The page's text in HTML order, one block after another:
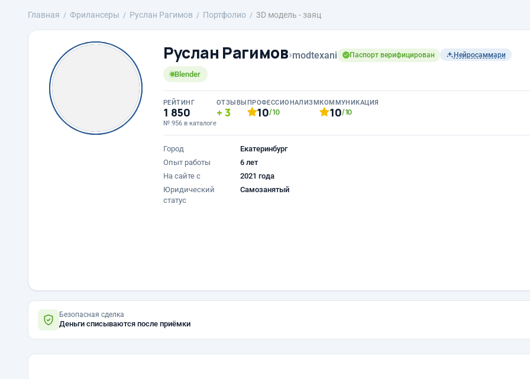
Главная Фрилансеры Руслан Рагимов Портфолио 3D модель - заяц
Руслан Рагимов›modtexani Паспорт верифицирован Нейросаммари
Blender
РЕЙТИНГ
1 850
№ 956 в каталоге
ОТЗЫВЫ
3
ПРОФЕССИОНАЛИЗМ
10/10
КОММУНИКАЦИЯ
10/10
Город
Екатеринбург
Опыт работы
6 лет
На сайте с
2021 года
Юридический
статус
Самозанятый
Безопасная сделка
Деньги списываются после приёмки